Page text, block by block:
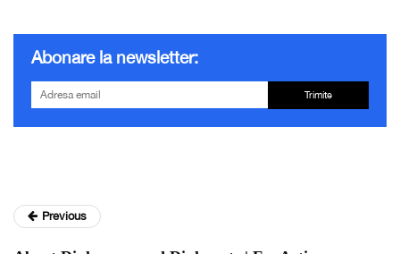
Abonare la newsletter:
Trimite
Previous